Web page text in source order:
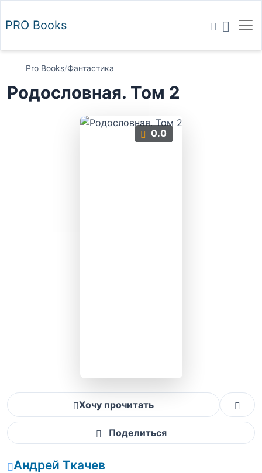
PRO Books
Pro Books/Фантастика
Родословная. Том 2
0.0
Хочу прочитать
Поделиться
Андрей Ткачев